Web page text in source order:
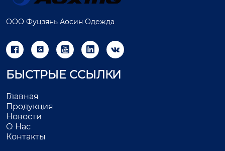
ООО Фуцзянь Аосин Одежда
    
БЫСТРЫЕ ССЫЛКИ
Главная
Продукция
Новости
О Нас
Контакты